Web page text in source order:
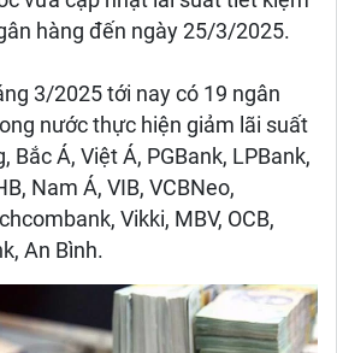
hàng đến ngày 25/3/2025.
3/2025 tới nay có 19 ngân
nước thực hiện giảm lãi suất
Bắc Á, Việt Á, PGBank, LPBank,
Nam Á, VIB, VCBNeo,
Vikki, MBV, OCB,
An Bình.